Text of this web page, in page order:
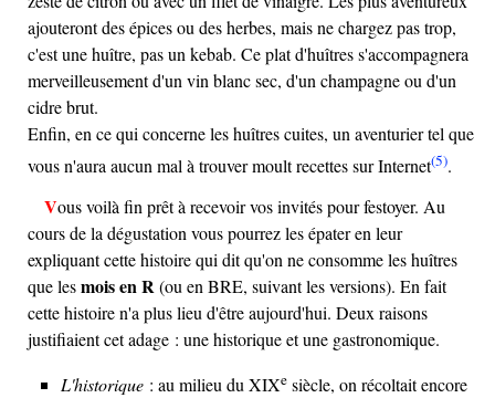
ajouteront des épices ou des herbes, mais ne chargez pas trop,
c'est une huître, pas un kebab. Ce plat d'huîtres s'accompagnera
merveilleusement d'un vin blanc sec, d'un champagne ou d'un
cidre brut.
Enfin, en ce qui concerne les huîtres cuites, un aventurier tel que
vous n'aura aucun mal à trouver moult recettes sur Internet(5).
Vous voilà fin prêt à recevoir vos invités pour festoyer. Au
cours de la dégustation vous pourrez les épater en leur
expliquant cette histoire qui dit qu'on ne consomme les huîtres
que lesmois en R(ou en BRE, suivant les versions). En fait
cette histoire n'a plus lieu d'être aujourd'hui. Deux raisons
justifiaient cet adage : une historique et une gastronomique.
L'historique : au milieu du XIXe siècle, on récoltait encore